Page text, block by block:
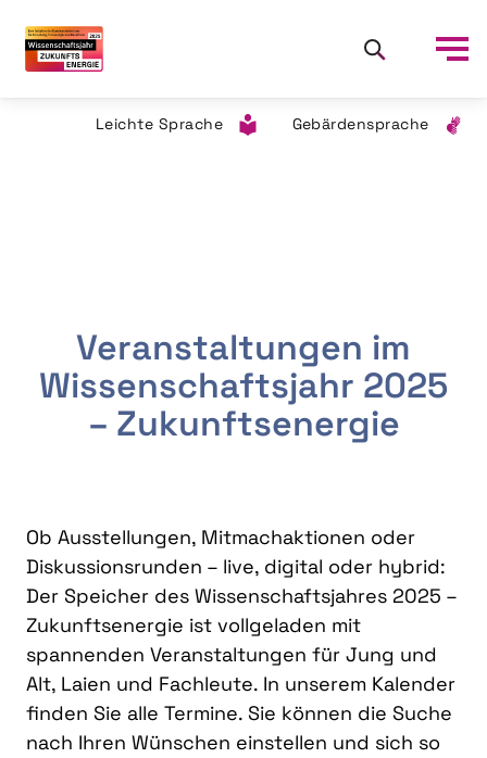
Leichte Sprache Gebärdensprache
Veranstaltungen im
Wissenschaftsjahr 2025
– Zukunftsenergie
Ob Ausstellungen, Mitmachaktionen oder
Diskussionsrunden – live, digital oder hybrid:
Der Speicher des Wissenschaftsjahres 2025 –
Zukunftsenergie ist vollgeladen mit
spannenden Veranstaltungen für Jung und
Alt, Laien und Fachleute. In unserem Kalender
finden Sie alle Termine. Sie können die Suche
nach Ihren Wünschen einstellen und sich so